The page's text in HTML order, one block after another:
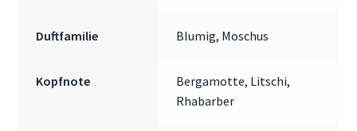
Duftfamilie Blumig, Moschus
Kopfnote
Bergamotte, Litschi,
Rhabarber